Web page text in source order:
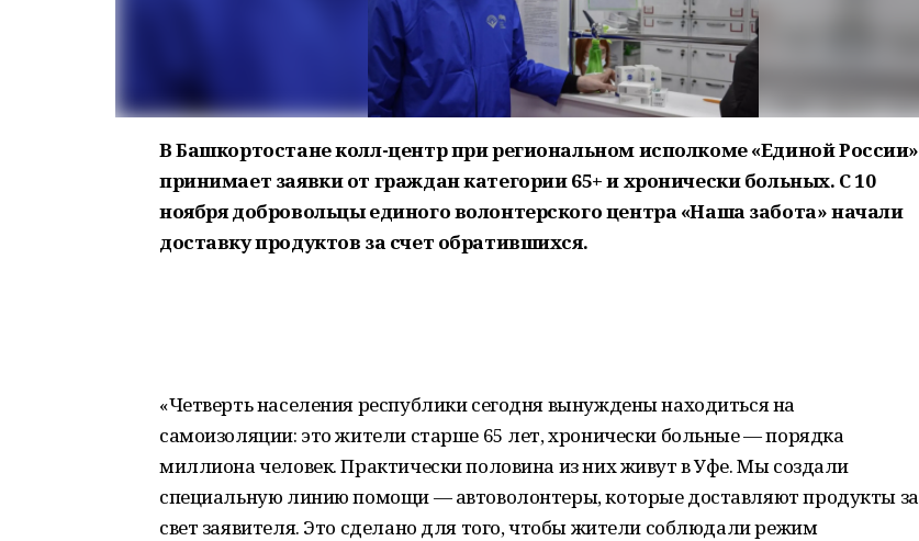
В Башкортостане колл-центр при региональном исполкоме «Единой России»
принимает заявки от граждан категории 65+ и хронически больных. С 10
ноября добровольцы единого волонтерского центра «Наша забота» начали
доставку продуктов за счет обратившихся.
«Четверть населения республики сегодня вынуждены находиться на
самоизоляции: это жители старше 65 лет, хронически больные — порядка
миллиона человек. Практически половина из них живут в Уфе. Мы создали
специальную линию помощи — автоволонтеры, которые доставляют продукты за
свет заявителя. Это сделано для того, чтобы жители соблюдали режим